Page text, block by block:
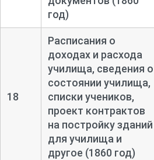
год)
18
Расписания о
доходах и расхода
училища, сведения о
состоянии училища,
списки учеников,
проект контрактов
на постройку зданий
для училища и
другое (1860 год)